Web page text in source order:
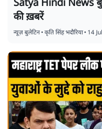
Satya Hindi News
की ख़बरें
न्यूज़ बुलेटिन•कृति सिंह भदौरिया• 14